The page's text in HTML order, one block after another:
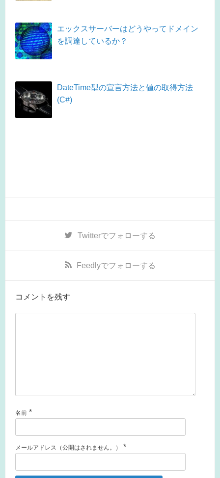
エックスサーバーはどうやってドメイン
を調達しているか？
DateTime型の宣言方法と値の取得方法
(C#)
Twitterでフォローする
Feedlyでフォローする
コメントを残す
名前 *
メールアドレス（公開はされません。） *